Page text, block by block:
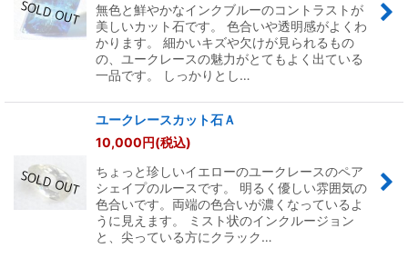
無色と鮮やかなインクブルーのコントラストが
美しいカット石です。 色合いや透明感がよくわ
かります。 細かいキズや欠けが見られるもの
の、ユークレースの魅力がとてもよく出ている
一品です。 しっかりとし…
ユークレースカット石Ａ
10,000円(税込)
ちょっと珍しいイエローのユークレースのペア
シェイプのルースです。 明るく優しい雰囲気の
色合いです。両端の色合いが濃くなっているよ
うに見えます。 ミスト状のインクルージョン
と、尖っている方にクラック…